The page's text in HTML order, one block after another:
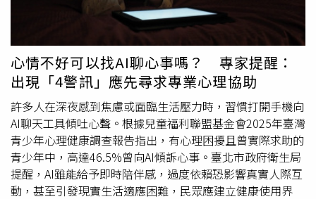
心情不好可以找AI聊心事嗎？ 專家提醒：
出現「4警訊」應先尋求專業心理協助
許多人在深夜感到焦慮或面臨生活壓力時，習慣打開手機向
AI聊天工具傾吐心聲。根據兒童福利聯盟基金會2025年臺灣
青少年心理健康調查報告指出，有心理困擾且曾實際求助的
青少年中，高達46.5%曾向AI傾訴心事。臺北市政府衛生局
提醒，AI雖能給予即時陪伴感，過度依賴恐影響真實人際互
動，甚至引發現實生活適應困難，民眾應建立健康使用界